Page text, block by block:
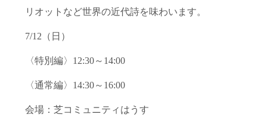
リオットなど世界の近代詩を味わいます。
7/12（日）
〈特別編〉12:30～14:00
〈通常編〉14:30～16:00
会場：芝コミュニティはうす